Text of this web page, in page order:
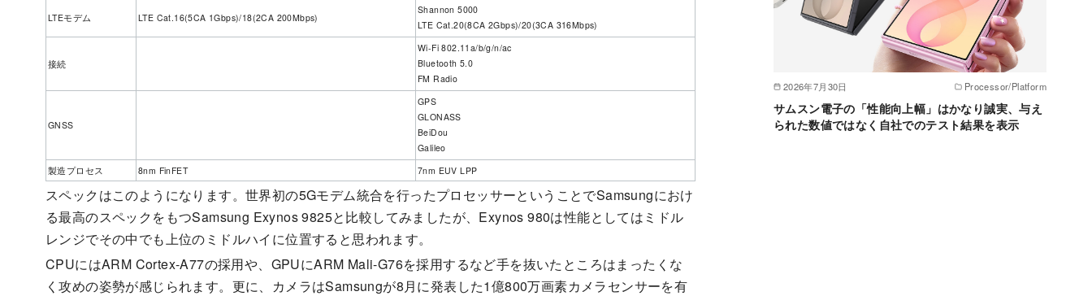
LTEモデム LTE Cat.16(5CA 1Gbps)/18(2CA 200Mbps)
Shannon 5000
LTE Cat.20(8CA 2Gbps)/20(3CA 316Mbps)
接続
Wi-Fi 802.11a/b/g/n/ac
Bluetooth 5.0
FM Radio
GNSS
GPS
GLONASS
BeiDou
Galileo
製造プロセス
8nm FinFET 7nm EUV LPP
スペックはこのようになります。世界初の5Gモデム統合を行ったプロセッサーということでSamsungにおけ
る最高のスペックをもつSamsung Exynos 9825と比較してみましたが、Exynos 980は性能としてはミドル
レンジでその中でも上位のミドルハイに位置すると思われます。
CPUにはARM Cortex-A77の採用や、GPUにARM Mali-G76を採用するなど手を抜いたところはまったくな
く攻めの姿勢が感じられます。更に、カメラはSamsungが8月に発表した1億800万画素カメラセンサーを有
2026年7月30日 Processor/Platform
サムスン電子の「性能向上幅」はかなり誠実、与え
られた数値ではなく自社でのテスト結果を表示